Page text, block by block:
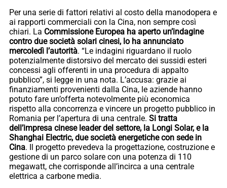
Per una serie di fattori relativi al costo della manodopera e
ai rapporti commerciali con la Cina, non sempre così
chiari. La Commissione Europea ha aperto un’indagine
contro due società solari cinesi, lo ha annunciato
mercoledì l’autorità. “Le indagini riguardano il ruolo
potenzialmente distorsivo del mercato dei sussidi esteri
concessi agli offerenti in una procedura di appalto
pubblico”, si legge in una nota. L’accusa: grazie ai
finanziamenti provenienti dalla Cina, le aziende hanno
potuto fare un’offerta notevolmente più economica
rispetto alla concorrenza e vincere un progetto pubblico in
Romania per l’apertura di una centrale. Si tratta
dell’impresa cinese leader del settore, la Longi Solar, e la
Shanghai Electric, due società energetiche con sede in
Cina. Il progetto prevedeva la progettazione, costruzione e
gestione di un parco solare con una potenza di 110
megawatt, che corrisponde all’incirca a una centrale
elettrica a carbone media.